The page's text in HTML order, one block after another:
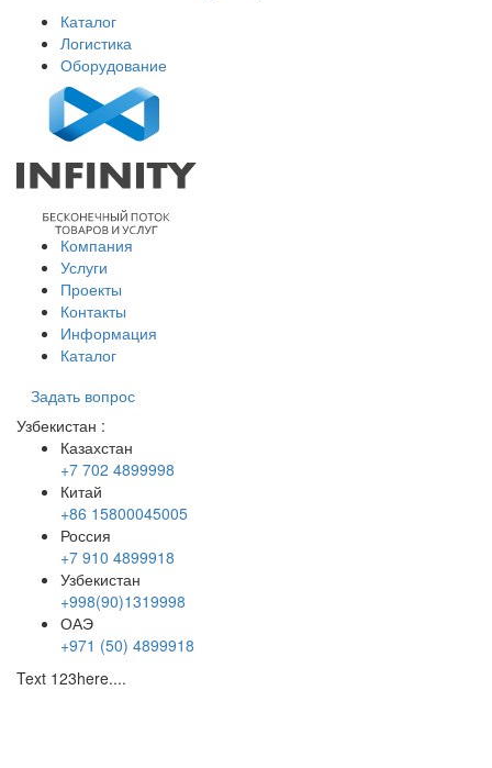
Каталог
Логистика
Оборудование
Компания
Услуги
Проекты
Контакты
Информация
Каталог
Задать вопрос
Узбекистан :
Казахстан
+7 702 4899998
Китай
+86 15800045005
Россия
+7 910 4899918
Узбекистан
+998(90)1319998
ОАЭ
+971 (50) 4899918
Text 123here....